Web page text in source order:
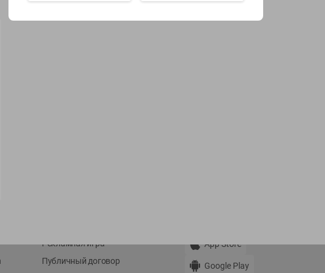
Рекламная игра
Публичный договор
App Store
Google Play